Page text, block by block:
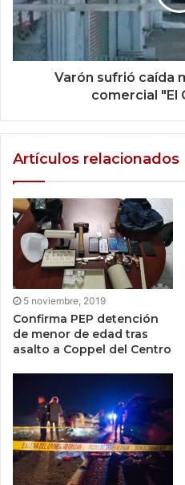
Varón sufrió caída
comercial "El
Artículos relacionados
5 noviembre, 2019
Confirma PEP detención
de menor de edad tras
asalto a Coppel del Centro